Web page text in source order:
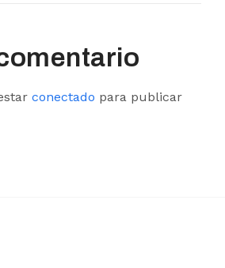
conectado para publicar